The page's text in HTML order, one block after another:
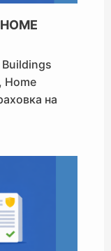
Buildings
, Home
на